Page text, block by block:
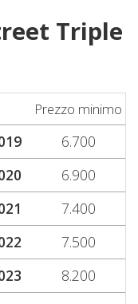
Triple
Prezzo minimo
6.700
6.900
7.400
7.500
8.200